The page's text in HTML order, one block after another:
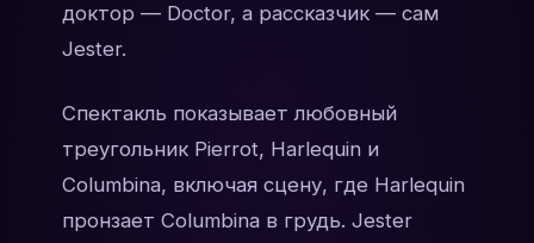
доктор — Doctor, а рассказчик — сам
Jester.
Спектакль показывает любовный
треугольник Pierrot, Harlequin и
Columbina, включая сцену, где Harlequin
пронзает Columbina в грудь. Jester